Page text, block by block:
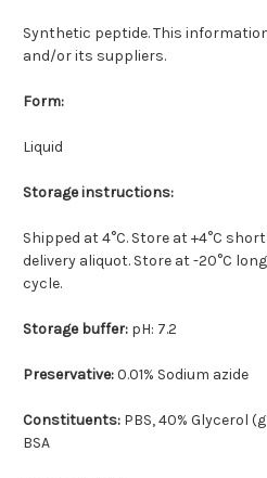
Synthetic peptide. This
and/or its suppliers.
Form:
Liquid
Storage instructions:
Shipped at 4°C. Store at +4°C
delivery aliquot. Store at -20°C
cycle.
Storage buffer: pH: 7.2
Preservative:0.01% Sodium azide
Constituents: PBS, 40% Glycerol
BSA